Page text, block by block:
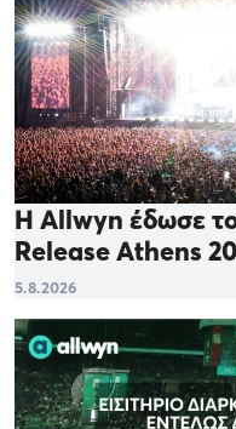
Η Allwyn έδωσε
Release Athens
5.8.2026